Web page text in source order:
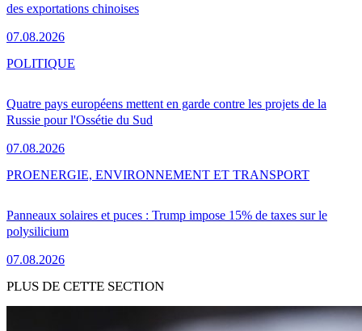
des exportations chinoises
07.08.2026
Quatre pays européens mettent en garde contre les projets de la
Russie pour l'Ossétie du Sud
07.08.2026
POLITIQUE
Panneaux solaires et puces : Trump impose 15% de taxes sur le
polysilicium
07.08.2026
PROENERGIE, ENVIRONNEMENT ET TRANSPORT
PLUS DE CETTE SECTION